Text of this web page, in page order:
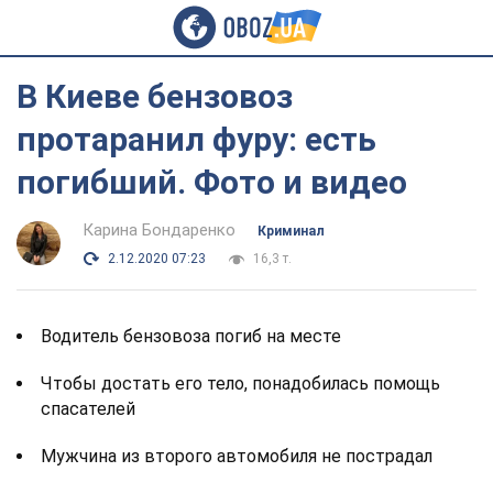
В Киеве бензовоз
протаранил фуру: есть
погибший. Фото и видео
Карина Бондаренко
Криминал
2.12.2020 07:23
16,3 т.
Водитель бензовоза погиб на месте
Чтобы достать его тело, понадобилась помощь
спасателей
Мужчина из второго автомобиля не пострадал